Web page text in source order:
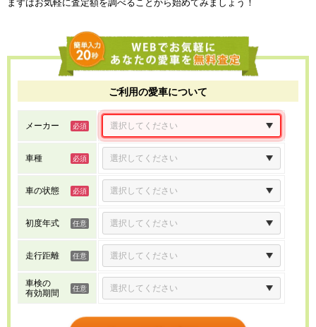
まずはお気軽に査定額を調べることから始めてみましょう！
ご利用の愛車について
メーカー
車種
車の状態
初度年式
走行距離
車検の
有効期間